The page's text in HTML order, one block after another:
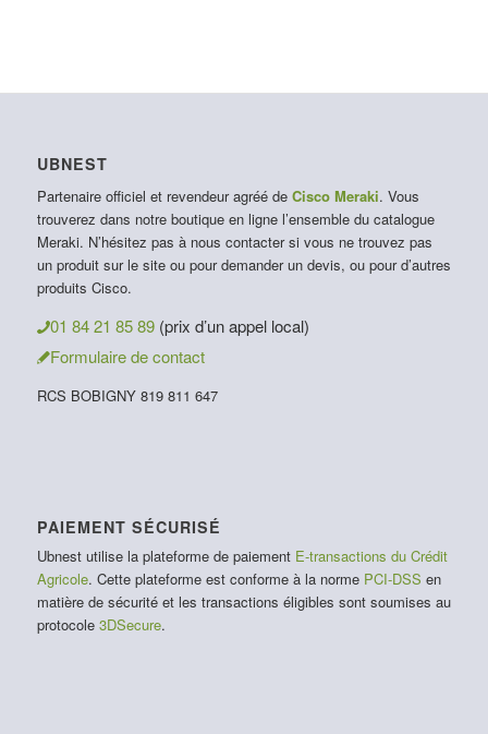
UBNEST
Partenaire officiel et revendeur agréé de Cisco Meraki. Vous
trouverez dans notre boutique en ligne l’ensemble du catalogue
Meraki. N’hésitez pas à nous contacter si vous ne trouvez pas
un produit sur le site ou pour demander un devis, ou pour d’autres
produits Cisco.
01 84 21 85 89 (prix d’un appel local)
Formulaire de contact
RCS BOBIGNY 819 811 647
PAIEMENT SÉCURISÉ
Ubnest utilise la plateforme de paiement E-transactions du Crédit
Agricole. Cette plateforme est conforme à la norme PCI-DSS en
matière de sécurité et les transactions éligibles sont soumises au
protocole 3DSecure.